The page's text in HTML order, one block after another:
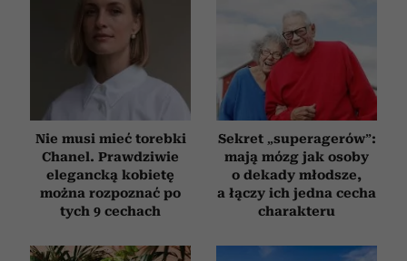
Nie musi mieć torebki
Chanel. Prawdziwie
elegancką kobietę
można rozpoznać po
tych 9 cechach
Sekret „superagerów”:
mają mózg jak osoby
o dekady młodsze,
a łączy ich jedna cecha
charakteru